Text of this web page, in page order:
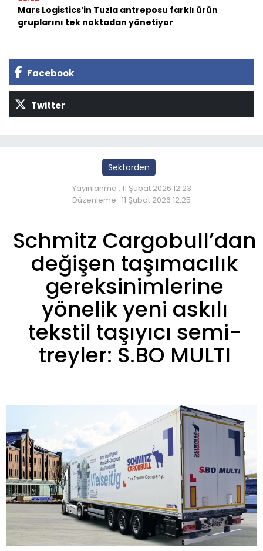
Mars Logistics’in Tuzla antreposu farklı ürün
gruplarını tek noktadan yönetiyor
Facebook
Twitter
Sektörden
Yayınlanma : 11 Şubat 2026 12:23
Düzenleme : 11 Şubat 2026 12:25
Schmitz Cargobull’dan
değişen taşımacılık
gereksinimlerine
yönelik yeni askılı
tekstil taşıyıcı semi-
treyler: S.BO MULTI